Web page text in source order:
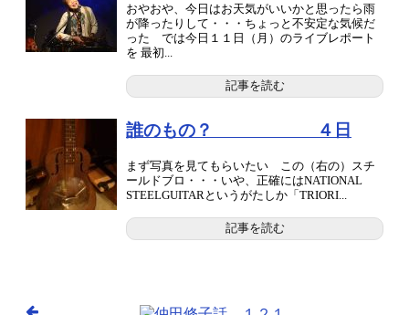
おやおや、今日はお天気がいいかと思ったら雨
が降ったりして・・・ちょっと不安定な気候だ
った では今日１１日（月）のライブレポート
を 最初...
記事を読む
誰のもの？ ４日
まず写真を見てもらいたい この（右の）スチ
ールドブロ・・・いや、正確にはNATIONAL
STEELGUITARというがたしか「TRIORI...
記事を読む